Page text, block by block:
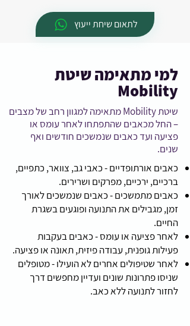
לתאום שיחת ייעוץ
למי מתאימה שיטת
Mobility
שיטת Mobility מתאימה למגוון רחב של מצבים
– החל מכאבים שהתפתחו לאחר עומס או
פציעה ועד כאבים שנמשכים חודשים ואף
שנים.
כאבים אורתופדיים - כאבי גב, צוואר, כתפיים,
ברכיים, ירכיים, מפרקים ושרירים.
כאבים מתמשכים - כאבים שנמשכים לאורך
זמן, מגבילים את התנועה ופוגעים בשגרת
החיים.
לאחר פציעה או עומס - כאבים בעקבות
פעילות גופנית, עבודה פיזית, תאונה או פציעה.
לאחר שטיפולים אחרים לא הועילו - מטופלים
שניסו פתרונות שונים ועדיין מחפשים דרך
לחזור לתנועה ללא כאב.